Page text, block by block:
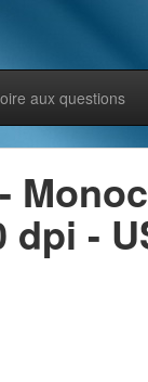
aux questions
dpi -